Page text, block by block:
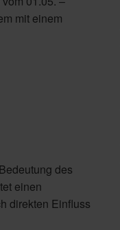
mit einem
des
einen
direkten Einfluss